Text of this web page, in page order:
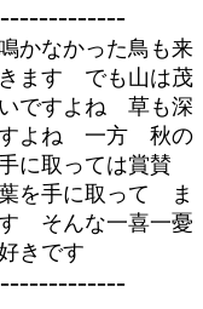
かなかった鳥も来
ます でも山は茂
いですよね 草も深
すよね 一方 秋の
に取っては賞賛
を手に取って ま
そんな一喜一憂
きです